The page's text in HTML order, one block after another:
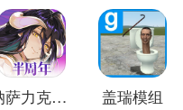
纳萨力克之王 盖瑞模组